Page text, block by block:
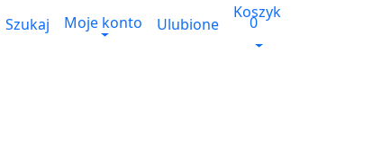
Szukaj Moje konto Ulubione
Koszyk
0